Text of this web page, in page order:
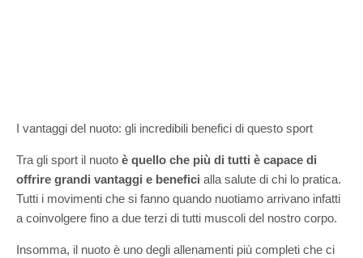
I vantaggi del nuoto: gli incredibili benefici di questo sport
Tra gli sport il nuoto è quello che più di tutti è capace di
offrire grandi vantaggi e benefici alla salute di chi lo pratica.
Tutti i movimenti che si fanno quando nuotiamo arrivano infatti
a coinvolgere fino a due terzi di tutti muscoli del nostro corpo.
Insomma, il nuoto è uno degli allenamenti più completi che ci